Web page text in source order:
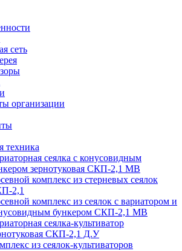
сеть
организации
техника
сеялка с конусовидным
зернотуковая СКП-2,1 МВ
комплекс из стерневых сеялок
2,1
комплекс из сеялок с вариатором и
бункером СКП-2,1 МВ
сеялка-культиватор
СКП-2,1 Д.У
из сеялок-культиваторов